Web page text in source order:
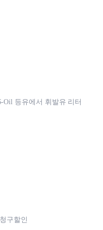
Oil 등유에서 휘발유 리터
구할인